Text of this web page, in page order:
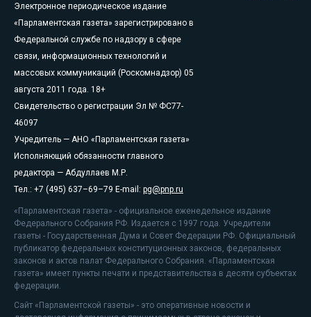
Электронное периодическое издание
«Парламентская газета» зарегистрировано в
Федеральной службе по надзору в сфере
связи, информационных технологий и
массовых коммуникаций (Роскомнадзор) 05
августа 2011 года. 18+
Свидетельство о регистрации Эл № ФС77-
46097
Учредитель — АНО «Парламентская газета»
Исполняющий обязанности главного
редактора — Абдуллаев М.Р.
Тел.: +7 (495) 637–69–79 E-mail: pg@pnp.ru
«Парламентская газета» - официальное еженедельное издание
Федерального Собрания РФ. Издается с 1997 года. Учредители
газеты - Государственная Дума и Совет Федерации РФ. Официальный
публикатор федеральных конституционных законов, федеральных
законов и актов палат Федерального Собрания. «Парламентская
газета» имеет пункты печати и представительства в десяти субъектах
федерации.
Сайт «Парламентской газеты» - это оперативные новости и